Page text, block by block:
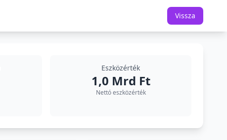
Vissza
Eszközérték
1,0 Mrd Ft
Nettó eszközérték